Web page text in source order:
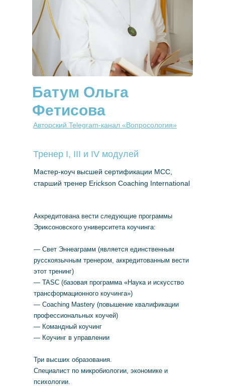
Мастер-коуч высшей сертификации МСС,
старший тренер Erickson Coaching International
Аккредитована вести следующие программы
Эриксоновского университета коучинга:
— Свет Эннеаграмм (является единственным
русскоязычным тренером, аккредитованным вести
этот тренинг)
— TASC (базовая программа «Наука и искусство
трансформационного коучинга»)
— Coaching Mastery (повышение квалификации
профессиональных коучей)
— Командный коучинг
— Коучинг в управлении
Три высших образования.
Специалист по микробиологии, экономике и
психологии.
Батум Ольга
Фетисова
Тренер I, III и IV модулей
Авторский Telegram-канал «Вопросология»